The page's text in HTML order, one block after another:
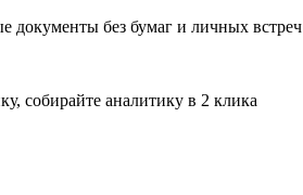
документы без бумаг и личных встреч
собирайте аналитику в 2 клика